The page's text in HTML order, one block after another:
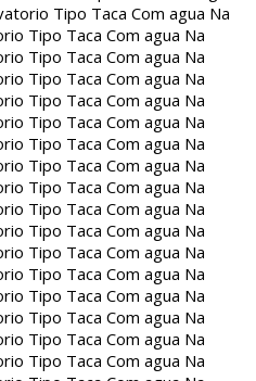
Tipo Taca Com agua Na
Tipo Taca Com agua Na
Tipo Taca Com agua Na
Tipo Taca Com agua Na
Tipo Taca Com agua Na
Tipo Taca Com agua Na
Tipo Taca Com agua Na
Tipo Taca Com agua Na
Tipo Taca Com agua Na
Tipo Taca Com agua Na
Tipo Taca Com agua Na
Tipo Taca Com agua Na
Tipo Taca Com agua Na
Tipo Taca Com agua Na
Tipo Taca Com agua Na
Tipo Taca Com agua Na
Tipo Taca Com agua Na